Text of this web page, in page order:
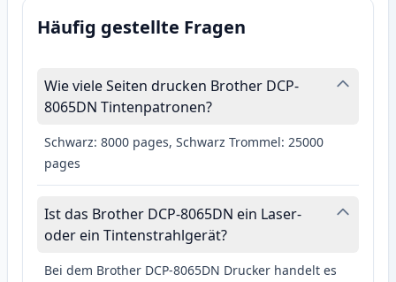
Häufig gestellte Fragen
Wie viele Seiten drucken Brother DCP-
8065DN Tintenpatronen?
Schwarz: 8000 pages, Schwarz Trommel: 25000
pages
Ist das Brother DCP-8065DN ein Laser-
oder ein Tintenstrahlgerät?
Bei dem Brother DCP-8065DN Drucker handelt es